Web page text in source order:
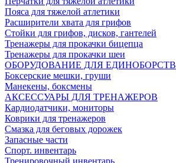
Пояса для тяжелой атлетики
Расширители хвата для грифов
Стойки для грифов, дисков, гантелей
Тренажеры для прокачки бицепца
Тренажеры для прокачки шеи
ОБОРУДОВАНИЕ ДЛЯ ЕДИНОБОРСТВ
Боксерские мешки, груши
Манекены, боксмены
АКСЕССУАРЫ ДЛЯ ТРЕНАЖЕРОВ
Кардиодатчики, мониторы
Коврики для тренажеров
Смазка для беговых дорожек
Запасные части
Спорт. инвентарь
Тренировочный инвентарь